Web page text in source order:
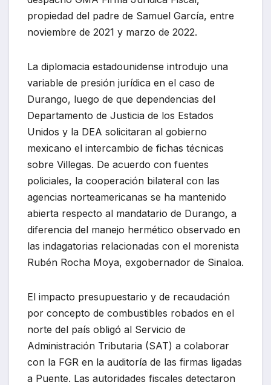
propiedad del padre de Samuel García, entre
noviembre de 2021 y marzo de 2022.
La diplomacia estadounidense introdujo una
variable de presión jurídica en el caso de
Durango, luego de que dependencias del
Departamento de Justicia de los Estados
Unidos y la DEA solicitaran al gobierno
mexicano el intercambio de fichas técnicas
sobre Villegas. De acuerdo con fuentes
policiales, la cooperación bilateral con las
agencias norteamericanas se ha mantenido
abierta respecto al mandatario de Durango, a
diferencia del manejo hermético observado en
las indagatorias relacionadas con el morenista
Rubén Rocha Moya, exgobernador de Sinaloa.
El impacto presupuestario y de recaudación
por concepto de combustibles robados en el
norte del país obligó al Servicio de
Administración Tributaria (SAT) a colaborar
con la FGR en la auditoría de las firmas ligadas
a Puente. Las autoridades fiscales detectaron